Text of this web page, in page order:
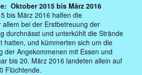
Oktober 2015 bis März 2016
bis März 2016 halfen die
allem bei der Erstbetreuung der
durchnässt und unterkühlt die Strände
hatten, und kümmerten sich um die
der Angekommenen mit Essen und
bis 20. März 2016 landeten allein auf
Flüchtende.